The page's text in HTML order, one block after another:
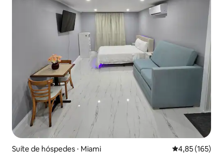
Suíte de hóspedes ⋅ Miami 4,85 de uma
4,85 (165)